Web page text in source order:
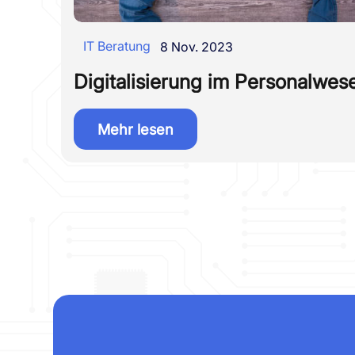
IT Beratung 8 Nov. 2023
Digitalisierung im
Mehr lesen